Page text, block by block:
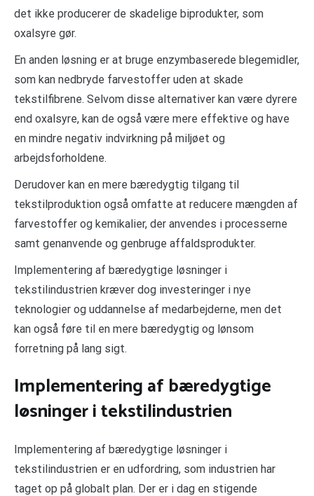
det ikke producerer de skadelige biprodukter, som
oxalsyre gør.
En anden løsning er at bruge enzymbaserede blegemidler,
som kan nedbryde farvestoffer uden at skade
tekstilfibrene. Selvom disse alternativer kan være dyrere
end oxalsyre, kan de også være mere effektive og have
en mindre negativ indvirkning på miljøet og
arbejdsforholdene.
Derudover kan en mere bæredygtig tilgang til
tekstilproduktion også omfatte at reducere mængden af
farvestoffer og kemikalier, der anvendes i processerne
samt genanvende og genbruge affaldsprodukter.
Implementering af bæredygtige løsninger i
tekstilindustrien kræver dog investeringer i nye
teknologier og uddannelse af medarbejderne, men det
kan også føre til en mere bæredygtig og lønsom
forretning på lang sigt.
Implementering af bæredygtige
løsninger i tekstilindustrien
Implementering af bæredygtige løsninger i
tekstilindustrien er en udfordring, som industrien har
taget op på globalt plan. Der er i dag en stigende